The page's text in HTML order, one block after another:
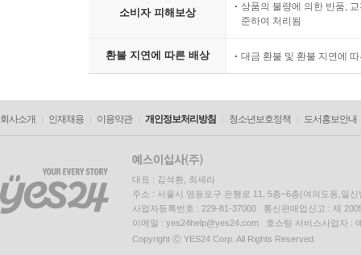
소비자 피해보상
상품의 불량에 의한 반품,
준하여 처리됨
환불 지연에 따른 배상 대금 환불 및 환불 지연에
회사소개 인재채용 이용약관 개인정보처리방침 청소년보호정책 도서홍보안내
대표 : 김석환, 최세라
주소 : 서울시 영등포구 은행로 11, 5층~6층(여의도동,일신
사업자등록번호 : 229-81-37000 통신판매업신고 : 제
이메일 : yes24help@yes24.com 호스팅 서비스사업자 :
Copyright ⓒ YES24 Corp. All Rights Reserved.